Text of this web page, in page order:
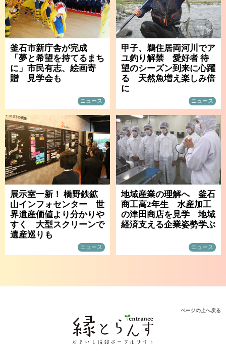
釜石市新庁舎が完成
「夢と希望を持てるまち
に」市民有志、絵画寄
贈 見学会も
ニュース
甲子、鵜住居両河川でア
ユ釣り解禁 愛好者 待
望のシーズン到来に心躍
る 天然魚増え楽しみ倍
に
ニュース
展示室一新！ 橋野鉄鉱
山インフォセンター 世
界遺産価値より分かりや
すく 大型スクリーンで
遺産巡りも
ニュース
地域産業の理解へ 釜石
商工高2年生 水産加工
の津田商店を見学 地域
経済支える企業姿勢学ぶ
ニュース
ページの上へ戻る